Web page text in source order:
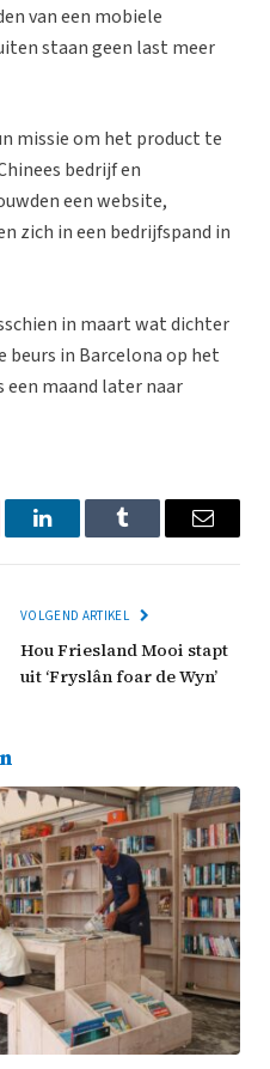
van een mobiele
staan geen last meer
missie om het product te
bedrijf en
een website,
zich in een bedrijfspand in
in maart wat dichter
beurs in Barcelona op het
een maand later naar
LinkedInTumblr Email
VOLGEND ARTIKEL
Hou Friesland Mooi stapt
uit ‘Fryslân foar de Wyn’